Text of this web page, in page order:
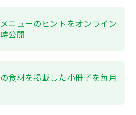
ニューのヒントをオンライン
公開
食材を掲載した小冊子を毎月